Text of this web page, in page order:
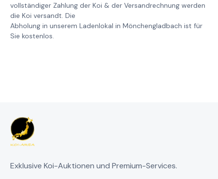
vollständiger Zahlung der Koi & der Versandrechnung werden
die Koi versandt. Die
Abholung in unserem Ladenlokal in Mönchengladbach ist für
Sie kostenlos.
Exklusive Koi-Auktionen und Premium-Services.